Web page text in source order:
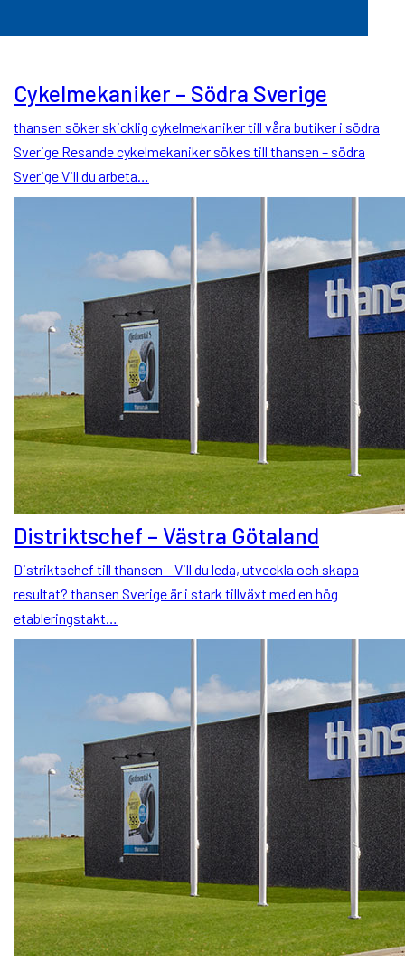
Cykelmekaniker – Södra Sverige
thansen söker skicklig cykelmekaniker till våra butiker i södra
Sverige Resande cykelmekaniker sökes till thansen – södra
Sverige Vill du arbeta…
Distriktschef – Västra Götaland
Distriktschef till thansen – Vill du leda, utveckla och skapa
resultat? thansen Sverige är i stark tillväxt med en hög
etableringstakt…